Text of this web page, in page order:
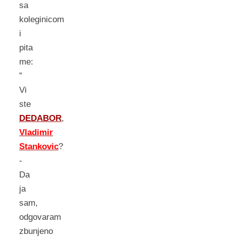
sa
koleginicom
i
pita
me:
”
Vi
ste
DEDABOR,
Vladimir
Stankovic?
-
Da
ja
sam,
odgovaram
zbunjeno